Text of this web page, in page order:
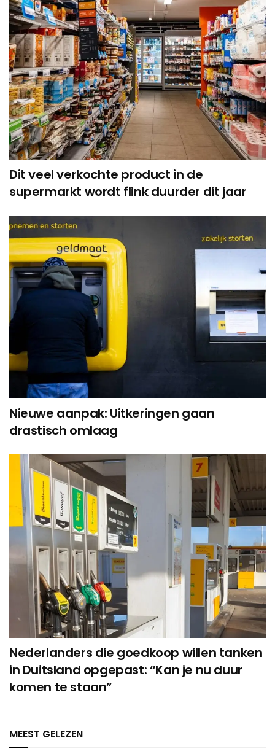
Dit veel verkochte product in de
supermarkt wordt flink duurder dit jaar
Nieuwe aanpak: Uitkeringen gaan
drastisch omlaag
Nederlanders die goedkoop willen tanken
in Duitsland opgepast: “Kan je nu duur
komen te staan”
MEEST GELEZEN